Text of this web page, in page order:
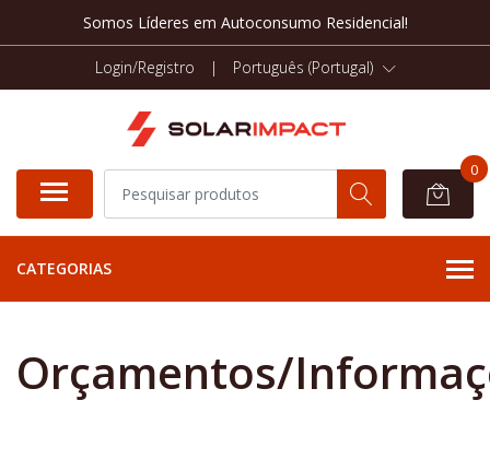
Somos Líderes em Autoconsumo Residencial!
Login/Registro | Português (Portugal)
0
CATEGORIAS
Orçamentos/